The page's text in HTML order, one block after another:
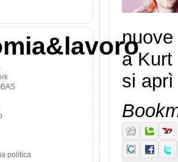
politica
nuove
a Kurt
si